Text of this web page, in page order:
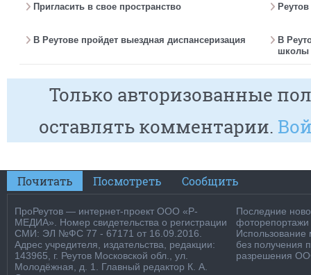
Пригласить в свое пространство
В Реутове пройдет выездная диспансеризация
В
школы
Только авторизованные
оставлять комментарии.
Почитать Посмотреть Сообщить
ПроРеутов — интернет-проект ООО «Р-
МЕДИА». Номер свидетельства о регистрации
СМИ: ЭЛ №ФС 77 - 67171 от 16.09.2016.
Адрес учредителя, издательства, редакции:
143965, г. Реутов Московской обл., ул.
Молодёжная, д. 1. Главный редактор К. А.
Последние
фоторепортажи
Использование
без получения
разрешения